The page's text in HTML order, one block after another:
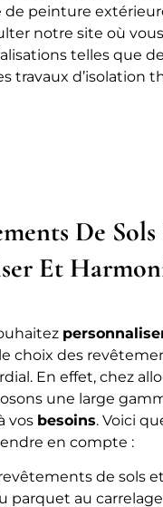
de peinture
notre site où
telles que
travaux d’isolation
De
Et
choix des
En effet, chez
une large
vos besoins. Voici
en compte :
de sols
parquet au